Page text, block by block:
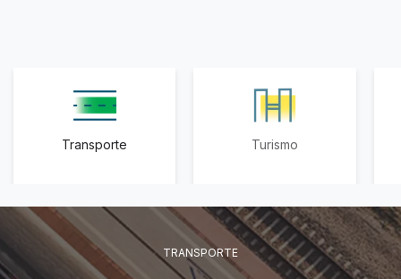
Transporte Turismo
TRANSPORTE